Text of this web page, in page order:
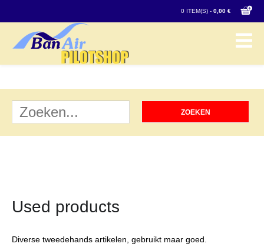
0 ITEM(S) - 0,00 €
Used products
Diverse tweedehands artikelen, gebruikt maar goed.